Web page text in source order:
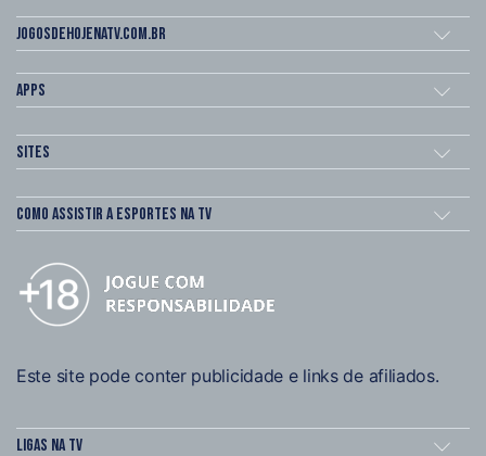
Jogosdehojenatv.com.br
Apps
Sites
Como assistir a esportes na TV
Este site pode conter publicidade e links de afiliados.
Ligas na TV